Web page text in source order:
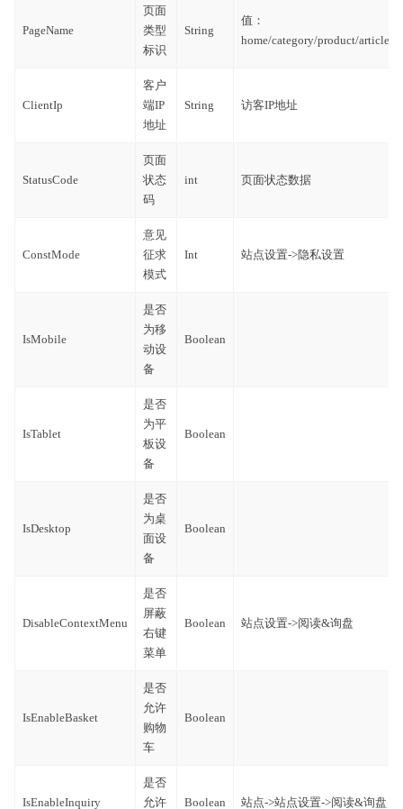
PageName
页面
类型
标识
String
值：
home/category/product/article/
ClientIp
客户
端IP
地址
String 访客IP地址
StatusCode
页面
状态
码
int 页面状态数据
ConstMode
意见
征求
模式
Int 站点设置->隐私设置
IsMobile
是否
为移
动设
备
Boolean
IsTablet
是否
为平
板设
备
Boolean
IsDesktop
是否
为桌
面设
备
Boolean
DisableContextMenu
是否
屏蔽
右键
菜单
Boolean 站点设置->阅读&询盘
IsEnableBasket
是否
允许
购物
车
Boolean
IsEnableInquiry
是否
允许
Boolean 站点->站点设置->阅读&询盘